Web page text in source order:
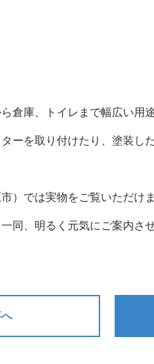
倉庫、トイレまで幅広い用
ーを取り付けたり、塗装し
）では実物をご覧いただけま
同、明るく元気にご案内さ